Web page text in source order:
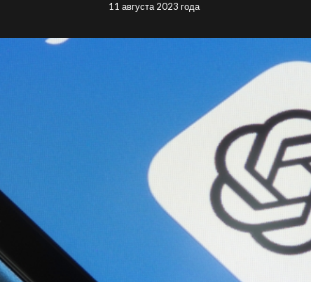
11 августа 2023 года